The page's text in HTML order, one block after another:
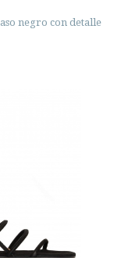
negro con detalle